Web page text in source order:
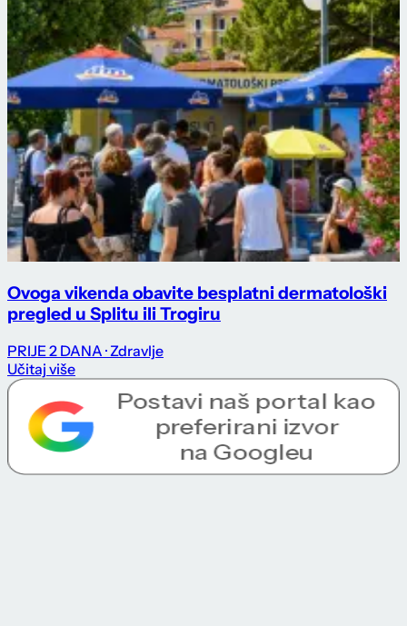
Ovoga vikenda obavite besplatni dermatološki
pregled u Splitu ili Trogiru
PRIJE 2 DANA · Zdravlje
Učitaj više